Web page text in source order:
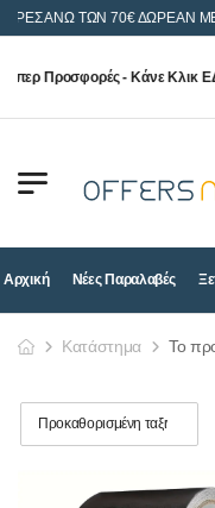
ΑΝΩ ΤΩΝ 70€ ΔΩΡΕΑΝ
Προσφορές - Κάνε Κλικ
Αρχική Νέες Παραλαβές
Κατάστημα Το